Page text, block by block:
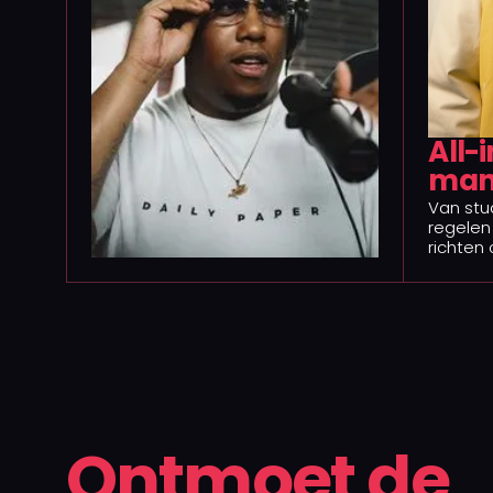
All-
Van
richten